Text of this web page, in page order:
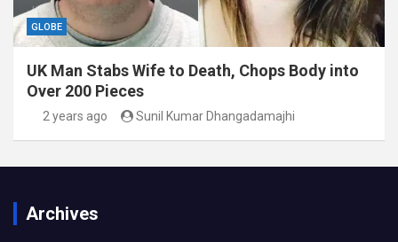
GLOBE
UK Man Stabs Wife to Death, Chops Body into
Over 200 Pieces
2 years ago Sunil Kumar Dhangadamajhi
Archives